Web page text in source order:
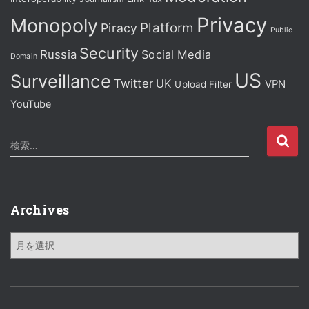
Monopoly Piracy Platform Privacy Public
Domain Russia Security Social Media
Surveillance Twitter UK Upload Filter US VPN
YouTube
検
索
検索…
Archives
h